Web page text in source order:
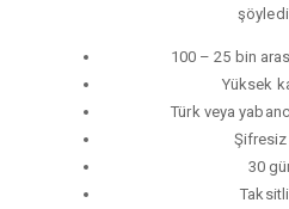
100 – 25 bin
Yüksek
Türk veya
30